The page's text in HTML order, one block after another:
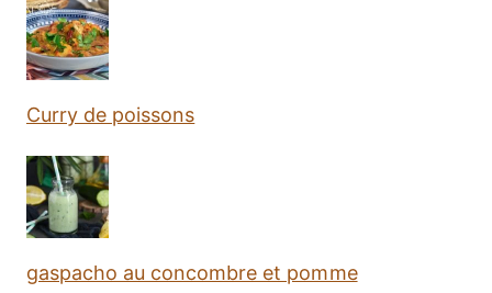
Curry de poissons
gaspacho au concombre et pomme